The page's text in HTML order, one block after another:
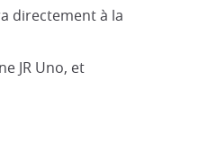
directement à la
JR Uno, et